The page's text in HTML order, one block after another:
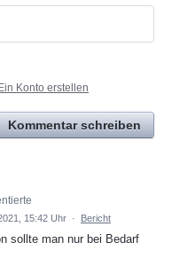
Ein Konto erstellen
Kommentar schreiben
15:42 Uhr · Bericht
sollte man nur bei Bedarf